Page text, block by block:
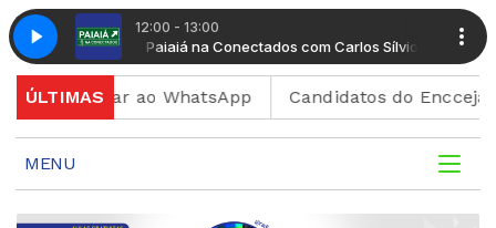
12:00 - 13:00
Sílvio Paiaiá na Conectados com Carlos Sílvio
MusicalRadio Conectados com Suplemento Musical
ÚLTIMAS
enviar ao WhatsApp Candidatos do Encceja 2026
MENU